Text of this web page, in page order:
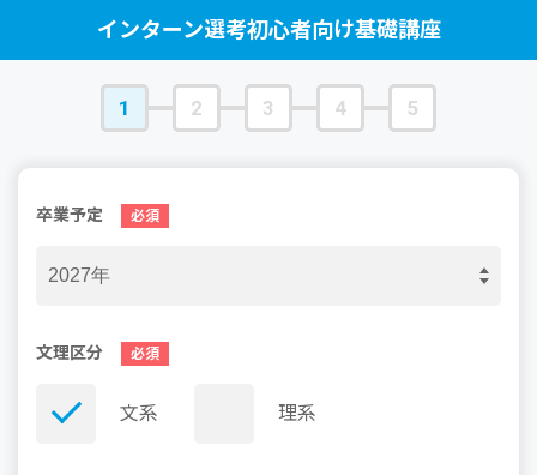
インターン選考初心者向け基礎講座
1 2 3 4 5
卒業予定
文理区分
文系 理系